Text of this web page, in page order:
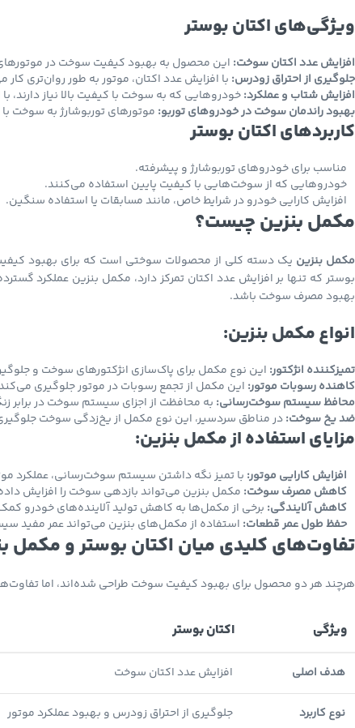
ویژگی‌های اکتان بوستر
افزایش عدد اکتان سوخت: این محصول به بهبود کیفیت سوخت در
جلوگیری از احتراق زودرس: با افزایش عدد اکتان، موتور به طور روان‌تری
افزایش شتاب و عملکرد:خودروهایی که به سوخت با کیفیت بالا نیاز دارند،
بهبود راندمان سوخت در خودروهای توربو: موتورهای توربوشارژ به سوخت
کاربردهای اکتان بوستر
مناسب برای خودروهای توربوشارژ و پیشرفته.
خودروهایی که از سوخت‌هایی با کیفیت پایین استفاده می‌کنند.
افزایش کارایی خودرو در شرایط خاص، مانند مسابقات یا استفاده سنگین.
مکمل بنزین چیست؟
مکمل بنزین یک دسته کلی از محصولات سوختی است که برای بهبود
بوستر که تنها بر افزایش عدد اکتان تمرکز دارد، مکمل بنزین عملکرد
بهبود مصرف سوخت باشد.
انواع مکمل بنزین:
تمیزکننده انژکتور: این نوع مکمل برای پاک‌سازی انژکتورهای سوخت و
کاهنده رسوبات موتور: این مکمل از تجمع رسوبات در موتور جلوگیری
محافظ سیستم سوخت‌رسانی: به محافظت از اجزای سیستم سوخت در
ضد یخ سوخت:در مناطق سردسیر، این نوع مکمل از یخ‌زدگی سوخت
مزایای استفاده از مکمل بنزین:
افزایش کارایی موتور: با تمیز نگه داشتن سیستم سوخت‌رسانی، عملکرد
کاهش مصرف سوخت: مکمل بنزین می‌تواند بازدهی سوخت را افزایش
کاهش آلایندگی: برخی از مکمل‌ها به کاهش تولید آلاینده‌های خودرو
حفظ طول عمر قطعات: استفاده از مکمل‌های بنزین می‌تواند عمر مفید
تفاوت‌های کلیدی میان اکتان بوستر و مکمل
هرچند هر دو محصول برای بهبود کیفیت سوخت طراحی شده‌اند، اما
ویژگی اکتان بوستر
هدف اصلی افزایش عدد اکتان سوخت
نوع کاربرد جلوگیری از احتراق زودرس و بهبود عملکرد موتور
Instagram